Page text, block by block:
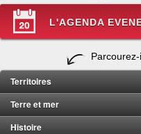
L'AGENDA
Territoires
Terre et mer
Histoire